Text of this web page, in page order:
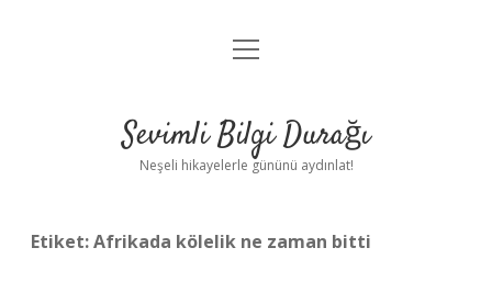
Anasayfa
Yasal Uyarı
menüyü
Sevimli Bilgi Durağı
Neşeli hikayelerle gününü aydınlat!
Etiket:Afrikada kölelik ne zaman bitti